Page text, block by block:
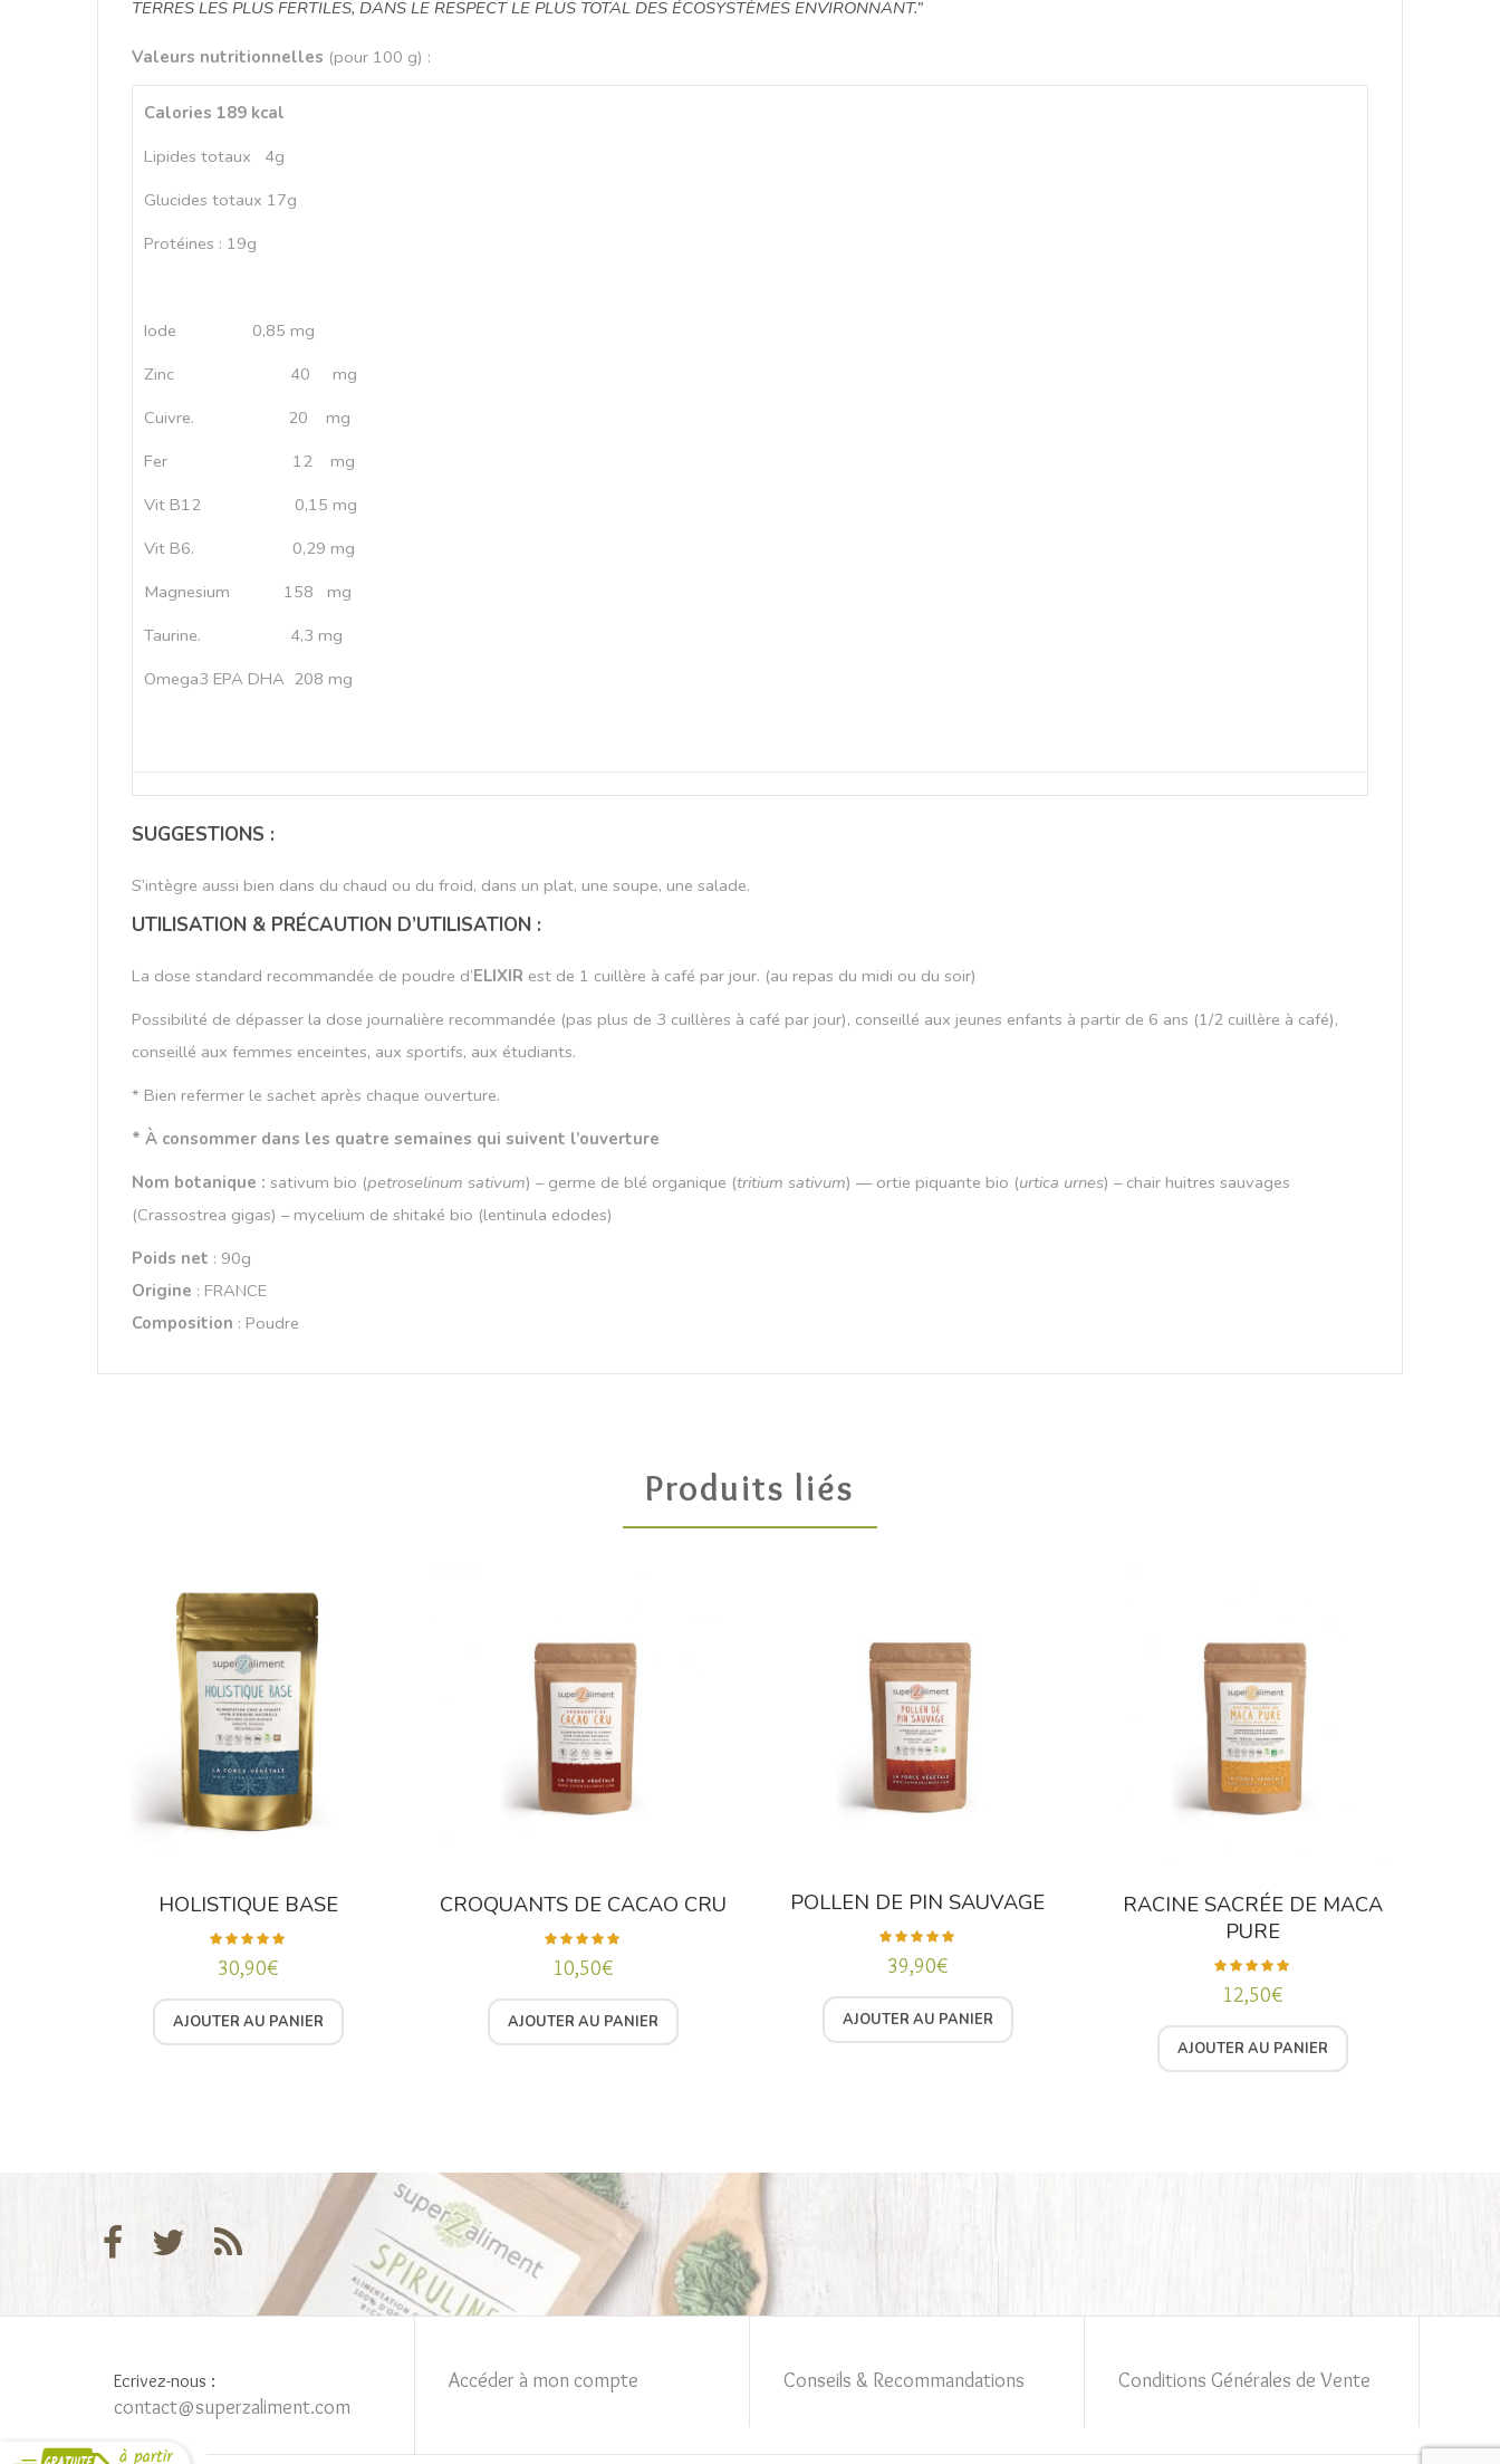
TERRES LES PLUS FERTILES, DANS LE RESPECT LE PLUS TOTAL DES ÉCOSYSTÈMES ENVIRONNANT.”
Valeurs nutritionnelles (pour 100 g) :
Calories 189 kcal
Lipides totaux
4g
Glucides totaux 17g
Protéines : 19g
Iode
0,85 mg
Zinc
40
mg
Cuivre.
20
mg
Fer
12
mg
Vit B12
0,15 mg
Vit B6.
0,29 mg
Magnesium
158
mg
Taurine.
4,3 mg
Omega3 EPA DHA 208 mg
SUGGESTIONS :
S’intègre aussi bien dans du chaud ou du froid, dans un plat, une soupe, une salade.
UTILISATION & PRÉCAUTION D’UTILISATION :
La dose standard recommandée de poudre d’ELIXIR est de 1 cuillère à café par jour. (au repas du midi ou du soir)
Possibilité de dépasser la dose journalière recommandée (pas plus de 3 cuillères à café par jour), conseillé aux jeunes enfants à partir de 6 ans (1/2 cuillère à café),
conseillé aux femmes enceintes, aux sportifs, aux étudiants.
* Bien refermer le sachet après chaque ouverture.
* À consommer dans les quatre semaines qui suivent l’ouverture
Nom botanique : sativum bio (petroselinum sativum) – germe de blé organique (tritium sativum) –– ortie piquante bio (urtica urnes) – chair huitres sauvages
(Crassostrea gigas) – mycelium de shitaké bio (lentinula edodes)
Poids net : 90g
Origine : FRANCE
Composition : Poudre
Produits liés
HOLISTIQUE BASE
Note5.00
30,90€
AJOUTER AU PANIER
CROQUANTS DE CACAO CRU
Note5.00
10,50€
AJOUTER AU PANIER
POLLEN DE PIN SAUVAGE
Note5.00
39,90€
AJOUTER AU PANIER
RACINE SACRÉE DE MACA
PURE
Note5.00
12,50€
AJOUTER AU PANIER
Ecrivez-nous :
contact@superzaliment.com
Accéder à mon compte Conseils & Recommandations Conditions Générales de Vente